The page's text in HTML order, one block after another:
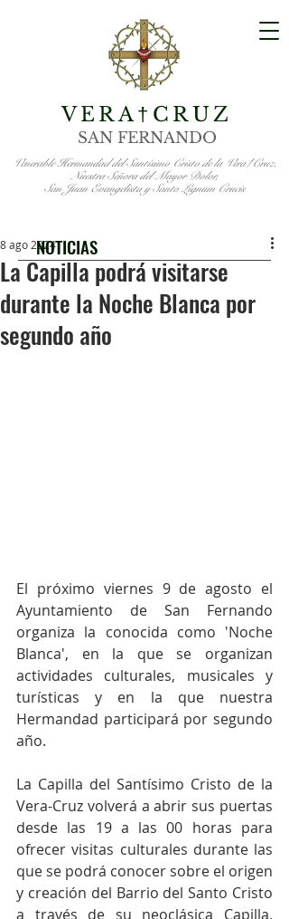
VERA† CRUZ
SAN FERNANDO
Venerable Hermandad del Santísimo Cristo de la Vera†Cruz,
Nuestra Señora del Mayor Dolor,
San Juan Evangelista y Santo Lignum Crucis
La Capilla podrá visitarse
durante la Noche Blanca por
segundo año
8 ago 2024
El próximo viernes 9 de agosto el
Ayuntamiento de San Fernando
organiza la conocida como 'Noche
Blanca', en la que se organizan
actividades culturales, musicales y
turísticas y en la que nuestra
Hermandad participará por segundo
año.
La Capilla del Santísimo Cristo de la
Vera-Cruz volverá a abrir sus puertas
desde las 19 a las 00 horas para
ofrecer visitas culturales durante las
que se podrá conocer sobre el origen
y creación del Barrio del Santo Cristo
a través de su neoclásica Capilla,
NOTICIAS